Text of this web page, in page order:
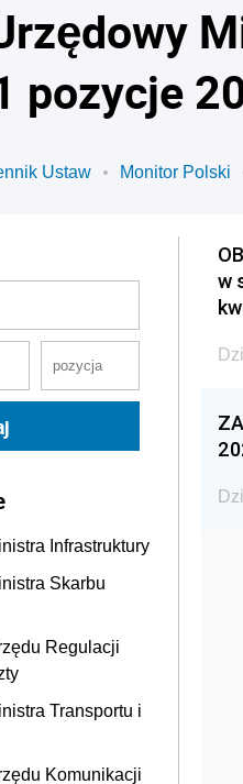
pozycje
Ustaw Monitor Polski
Infrastruktury
Skarbu
Regulacji
Transportu i
Komunikacji
w